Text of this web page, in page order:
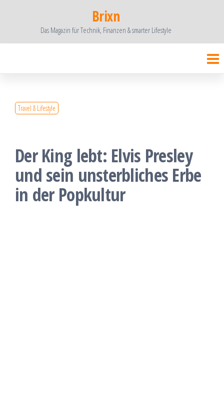
springen
Brixn
Das Magazin für Technik, Finanzen & smarter Lifestyle
Travel & Lifestyle
Der King lebt: Elvis Presley
und sein unsterbliches Erbe
in der Popkultur